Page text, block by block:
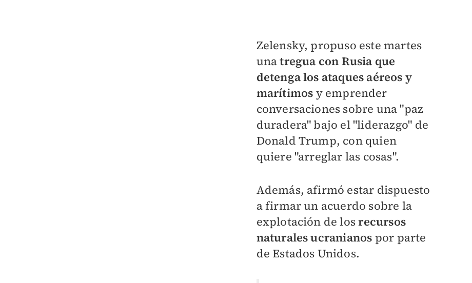
Zelensky, propuso este martes
unatregua con Rusia que
detenga los ataques aéreos y
marítimos y emprender
conversaciones sobre una "paz
duradera" bajo el "liderazgo" de
Donald Trump, con quien
quiere "arreglar las cosas".
Además, afirmó estar dispuesto
a firmar un acuerdo sobre la
explotación de losrecursos
naturales ucranianos por parte
de Estados Unidos.